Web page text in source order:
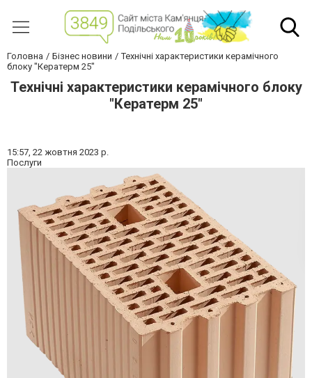
Головна Бізнес новини
Технічні характеристики керамічного
блоку "Кератерм 25"
Технічні характеристики керамічного блоку
"Кератерм 25"
15:57, 22 жовтня 2023 р.
Послуги